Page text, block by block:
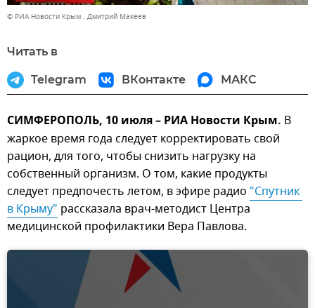
© РИА Новости Крым . Дмитрий Макеев
Читать в
Telegram ВКонтакте МАКС
СИМФЕРОПОЛЬ, 10 июля – РИА Новости Крым. В
жаркое время года следует корректировать свой
рацион, для того, чтобы снизить нагрузку на
собственный организм. О том, какие продукты
следует предпочесть летом, в эфире радио "Спутник
в Крыму" рассказала врач-методист Центра
медицинской профилактики Вера Павлова.